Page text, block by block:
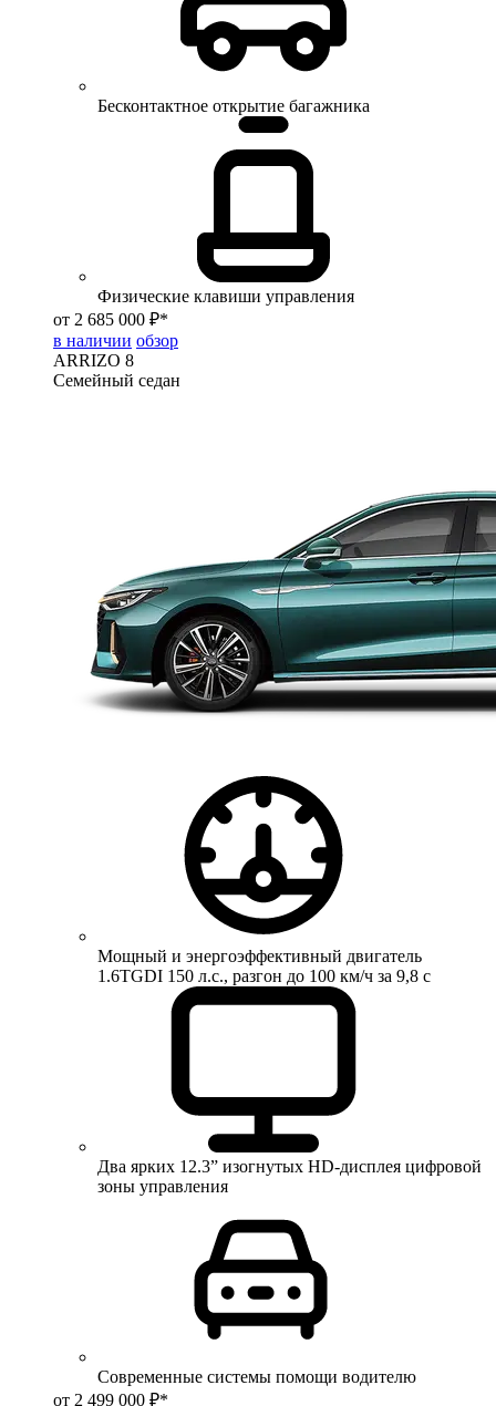
Бесконтактное открытие багажника
Физические клавиши управления
от 2 685 000 ₽*
в наличии обзор
ARRIZO 8
Семейный седан
Мощный и энергоэффективный двигатель
1.6TGDI 150 л.с., разгон до 100 км/ч за 9,8 с
Два ярких 12.3” изогнутых HD-дисплея цифровой
зоны управления
Современные системы помощи водителю
от 2 499 000 ₽*